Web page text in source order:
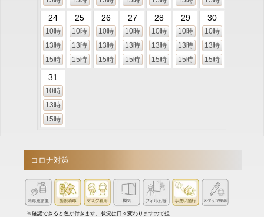
24
10時
13時
15時
25
10時
13時
15時
26
10時
13時
15時
27
10時
13時
15時
28
10時
13時
15時
29
10時
13時
15時
30
10時
13時
15時
31
10時
13時
15時
コロナ対策
※確認できると色が付きます。状況は日々変わりますので担